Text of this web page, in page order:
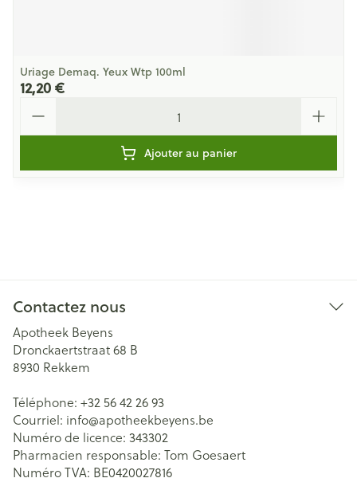
Uriage Demaq. Yeux Wtp 100ml
12,20 €
Ajouter au panier
Contactez nous
Apotheek Beyens
Dronckaertstraat 68 B
8930 Rekkem
Téléphone: +32 56 42 26 93
Courriel: info@apotheekbeyens.be
Numéro de licence: 343302
Pharmacien responsable: Tom Goesaert
Numéro TVA: BE0420027816